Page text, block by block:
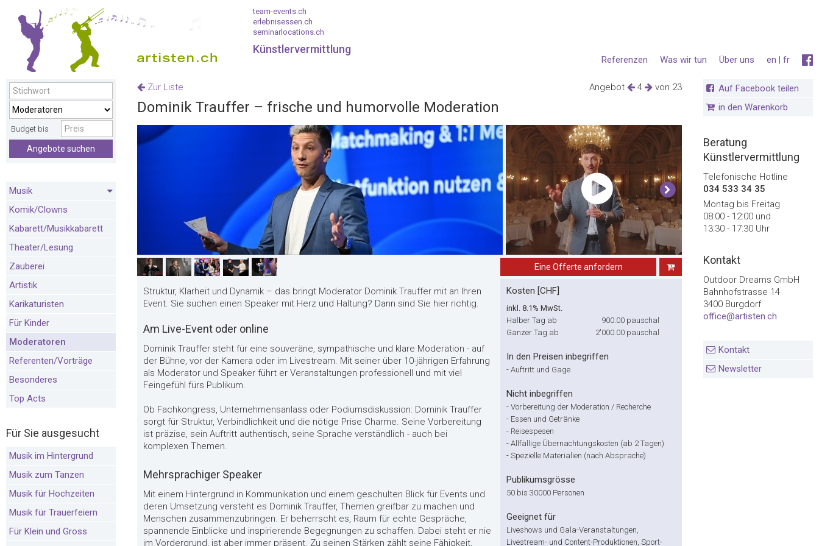
team-events.ch
erlebnisessen.ch
seminarlocations.ch
Künstlervermittlung
en | fr
Über uns
Was wir tun
Referenzen
Budget bis
Angebote suchen
Musik
Komik/Clowns
Kabarett/Musikkabarett
Theater/Lesung
Zauberei
Artistik
Karikaturisten
Für Kinder
Moderatoren
Referenten/Vorträge
Besonderes
Top Acts
Für Sie ausgesucht
Musik im Hintergrund
Musik zum Tanzen
Musik für Hochzeiten
Musik für Trauerfeiern
Für Klein und Gross
Angebot 4 von 23
Zur Liste
Dominik Trauffer – frische und humorvolle Moderation
Eine Offerte anfordern
Struktur, Klarheit und Dynamik – das bringt Moderator Dominik Trauffer mit an Ihren
Event. Sie suchen einen Speaker mit Herz und Haltung? Dann sind Sie hier richtig.
Am Live-Event oder online
Dominik Trauffer steht für eine souveräne, sympathische und klare Moderation - auf
der Bühne, vor der Kamera oder im Livestream. Mit seiner über 10-jährigen Erfahrung
als Moderator und Speaker führt er Veranstaltungen professionell und mit viel
Feingefühl fürs Publikum.
Ob Fachkongress, Unternehmensanlass oder Podiumsdiskussion: Dominik Trauffer
sorgt für Struktur, Verbindlichkeit und die nötige Prise Charme. Seine Vorbereitung
ist präzise, sein Auftritt authentisch, seine Sprache verständlich - auch bei
komplexen Themen.
Mehrsprachiger Speaker
Mit einem Hintergrund in Kommunikation und einem geschulten Blick für Events und
deren Umsetzung versteht es Dominik Trauffer, Themen greifbar zu machen und
Menschen zusammenzubringen. Er beherrscht es, Raum für echte Gespräche,
spannende Einblicke und inspirierende Begegnungen zu schaffen. Dabei steht er nie
im Vordergrund, ist aber immer präsent. Zu seinen Stärken zählt seine Fähigkeit,
Kosten [CHF]
inkl. 8.1% MwSt.
Halber Tag ab
900.00 pauschal
Ganzer Tag ab
2'000.00 pauschal
In den Preisen inbegriffen
- Auftritt und Gage
Nicht inbegriffen
- Vorbereitung der Moderation / Recherche
- Essen und Getränke
- Reisespesen
- Allfällige Übernachtungskosten (ab 2 Tagen)
- Spezielle Materialien (nach Absprache)
Publikumsgrösse
50 bis 30000 Personen
Geeignet für
Liveshows und Gala-Veranstaltungen,
Livestream- und Content-Produktionen, Sport-
Auf Facebook teilen
in den Warenkorb
Beratung
Künstlervermittlung
Telefonische Hotline
034 533 34 35
Montag bis Freitag
08:00 - 12:00 und
13:30 - 17:30 Uhr
Kontakt
Outdoor Dreams GmbH
Bahnhofstrasse 14
3400 Burgdorf
office@artisten.ch
Kontakt
Newsletter